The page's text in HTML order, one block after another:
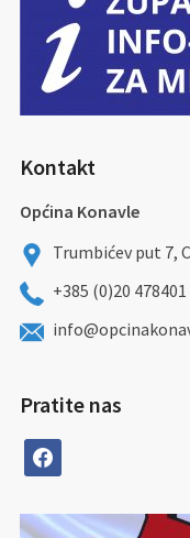
Kontakt
Općina Konavle
Trumbićev put 7,
+385 (0)20 478401
Pratite nas
facebook